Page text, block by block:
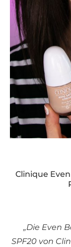
Clinique
„Die Even
SPF20 von